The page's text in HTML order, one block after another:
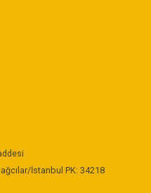
İstanbul PK: 34218